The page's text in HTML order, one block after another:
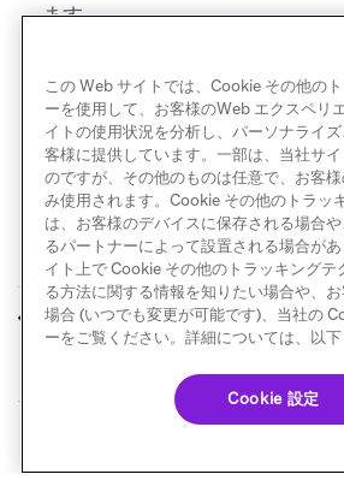
ます。
エンドポ
ストするJSONペイロードに組
前へ ユーザーパスのプレ
ビュー
© Braze. All Rights Reserved Privacy
この Web サイトでは、Cookie その他の
ーを使用して、お客様のWeb エクスペリ
イトの使用状況を分析し、パーソナライ
客様に提供しています。一部は、当社サ
のですが、その他のものは任意で、お客
み使用されます。Cookie その他のトラッ
は、お客様のデバイスに保存される場合
るパートナーによって設置される場合が
イト上で Cookie その他のトラッキングテ
る方法に関する情報を知りたい場合や、
場合 (いつでも変更が可能です)、当社の
ーをご覧ください。詳細については、以
Cookie 設定